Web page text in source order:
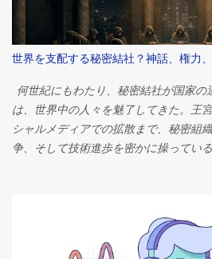
らず、世界中の人々を魅了し続ける疑
体なぜ建てられたのか？ 答えは単純
んどのエジプト学者は、ピラミッドは
大な墓として機能したという点で意見
その物語は単なる埋葬地というよりも
建造物は、政治権力、宗教的信仰、宇
史上最も偉大な文明の一つが抱いてい
いたのだ。 ピラミッドがなぜ建設され
の死生観を理解する必要がある。 古代
は捉えていなかった。むしろ、死は別
世界を支配する秘密結社？神話、権力
何世紀にもわたり、秘密結社が国家
は、世界中の人々を魅了してきた。王
シャルメディアでの拡散まで、秘密組
争、そして技術進歩を密かに操ってい
来事を操っているという確かな証拠は
ほど多くの人々がそのような考えを信